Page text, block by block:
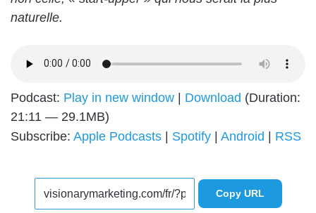
naturelle.
Podcast: Play in new window | Download (Duration:
21:11 — 29.1MB)
Subscribe: Apple Podcasts | Spotify | Android | RSS
Copy URL